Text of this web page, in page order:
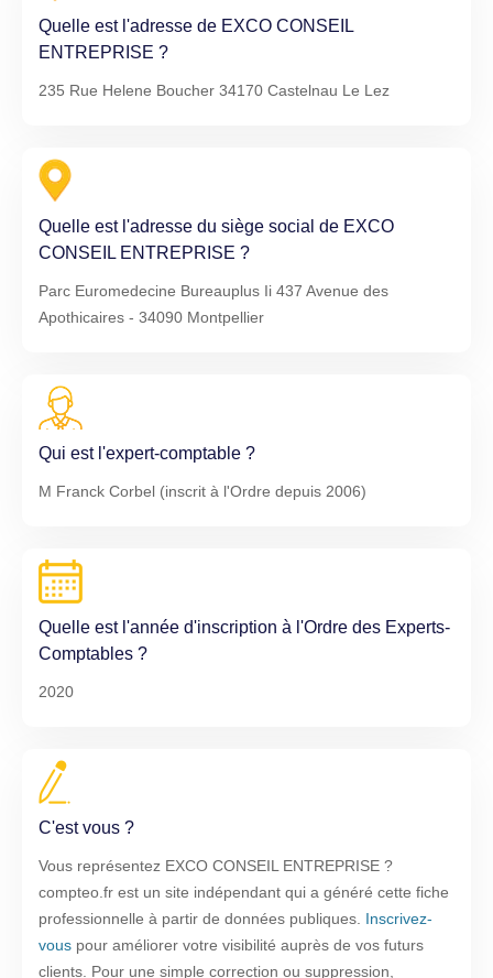
Quelle est l'adresse de EXCO CONSEIL
ENTREPRISE ?
235 Rue Helene Boucher 34170 Castelnau Le Lez
Quelle est l'adresse du siège social de EXCO
CONSEIL ENTREPRISE ?
Parc Euromedecine Bureauplus Ii 437 Avenue des
Apothicaires - 34090 Montpellier
Qui est l'expert-comptable ?
M Franck Corbel (inscrit à l'Ordre depuis 2006)
Quelle est l'année d'inscription à l'Ordre des Experts-
Comptables ?
2020
C'est vous ?
Vous représentez EXCO CONSEIL ENTREPRISE ?
compteo.fr est un site indépendant qui a généré cette fiche
professionnelle à partir de données publiques. Inscrivez-
vous pour améliorer votre visibilité auprès de vos futurs
clients. Pour une simple correction ou suppression,